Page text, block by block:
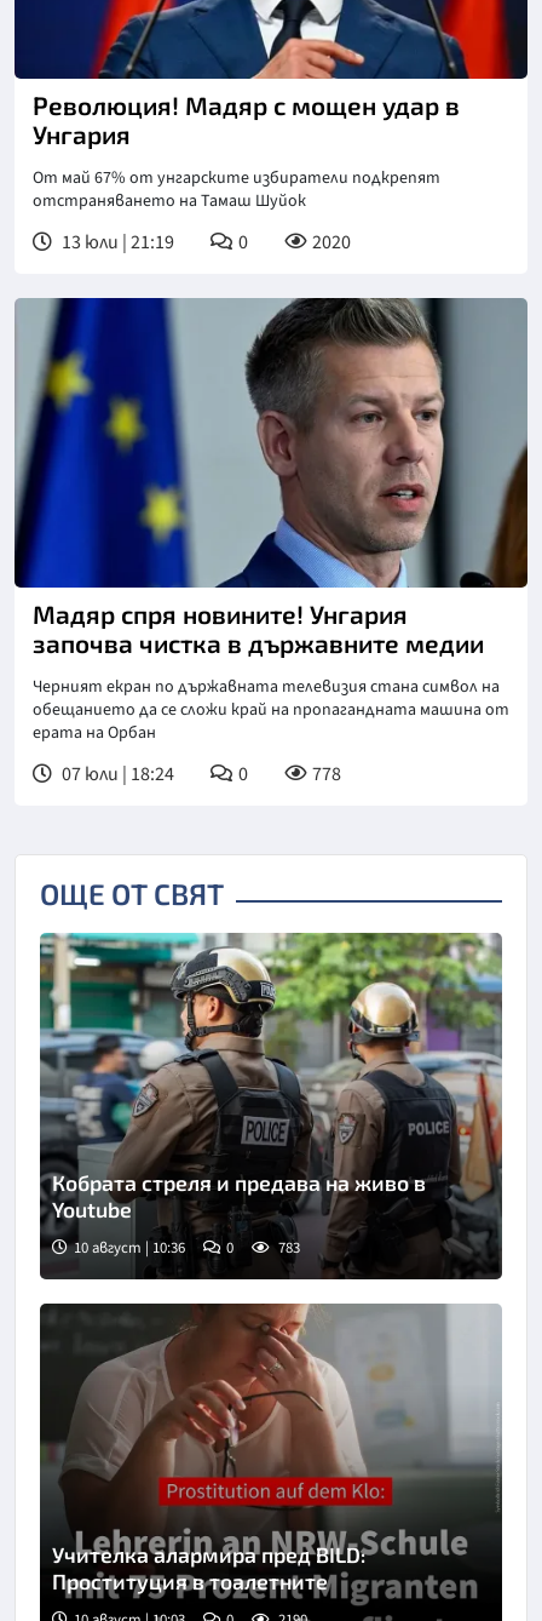
Снимка: БТА
Революция! Мадяр с мощен удар в
Унгария
От май 67% от унгарските избиратели подкрепят
отстраняването на Тамаш Шуйок
13 юли | 21:19 0 2020
Мадяр спря новините! Унгария
започва чистка в държавните медии
Черният екран по държавната телевизия стана символ на
обещанието да се сложи край на пропагандната машина от
ерата на Орбан
07 юли | 18:24 0 778
ОЩЕ ОТ СВЯТ
Кобрата стреля и предава на живо в
Youtube
10 август | 10:36 0 783
Учителка алармира пред BILD:
Проституция в тоалетните